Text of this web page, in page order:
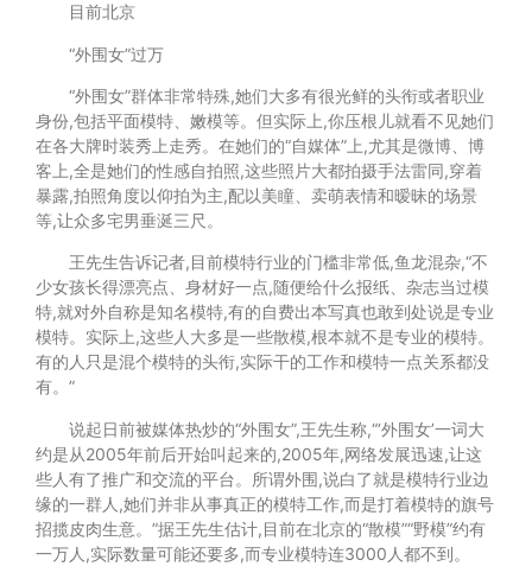
目前北京
“外围女”过万
“外围女”群体非常特殊,她们大多有很光鲜的头衔或者职业
身份,包括平面模特、嫩模等。但实际上,你压根儿就看不见她们
在各大牌时装秀上走秀。在她们的“自媒体”上,尤其是微博、博
客上,全是她们的性感自拍照,这些照片大都拍摄手法雷同,穿着
暴露,拍照角度以仰拍为主,配以美瞳、卖萌表情和暧昧的场景
等,让众多宅男垂涎三尺。
王先生告诉记者,目前模特行业的门槛非常低,鱼龙混杂,“不
少女孩长得漂亮点、身材好一点,随便给什么报纸、杂志当过模
特,就对外自称是知名模特,有的自费出本写真也敢到处说是专业
模特。实际上,这些人大多是一些散模,根本就不是专业的模特。
有的人只是混个模特的头衔,实际干的工作和模特一点关系都没
有。”
说起日前被媒体热炒的“外围女”,王先生称,“‘外围女’一词大
约是从2005年前后开始叫起来的,2005年,网络发展迅速,让这
些人有了推广和交流的平台。所谓外围,说白了就是模特行业边
缘的一群人,她们并非从事真正的模特工作,而是打着模特的旗号
招揽皮肉生意。”据王先生估计,目前在北京的“散模”“野模”约有
一万人,实际数量可能还要多,而专业模特连3000人都不到。